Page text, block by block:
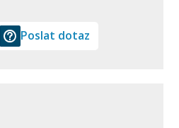
Poslat dotaz